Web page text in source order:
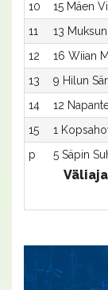
10
15 Mäen
11
13
12
16 Wiian
13
9 Hilun
14
12
15
1
p
5 Säpin